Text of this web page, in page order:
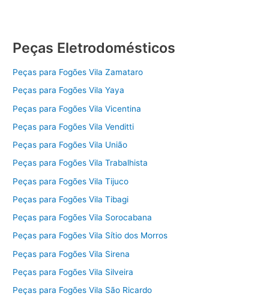
Peças Eletrodomésticos
Peças para Fogões Vila Zamataro
Peças para Fogões Vila Yaya
Peças para Fogões Vila Vicentina
Peças para Fogões Vila Venditti
Peças para Fogões Vila União
Peças para Fogões Vila Trabalhista
Peças para Fogões Vila Tijuco
Peças para Fogões Vila Tibagi
Peças para Fogões Vila Sorocabana
Peças para Fogões Vila Sítio dos Morros
Peças para Fogões Vila Sirena
Peças para Fogões Vila Silveira
Peças para Fogões Vila São Ricardo